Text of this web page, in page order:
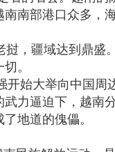
南部港口众多，
，疆域达到鼎
。
始大举向中国
力逼迫下，越南
地道的傀儡。